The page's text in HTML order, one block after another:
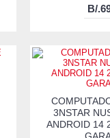
B/
3NSTAR
ANDROID 14